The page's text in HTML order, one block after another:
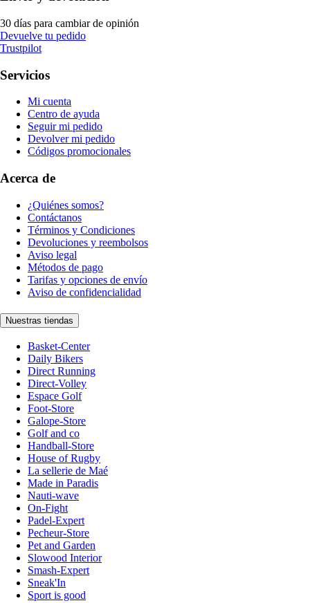
30 días para cambiar de opinión
Devuelve tu pedido
Trustpilot
Servicios
Mi cuenta
Centro de ayuda
Seguir mi pedido
Devolver mi pedido
Códigos promocionales
Acerca de
¿Quiénes somos?
Contáctanos
Términos y Condiciones
Devoluciones y reembolsos
Aviso legal
Métodos de pago
Tarifas y opciones de envío
Aviso de confidencialidad
Nuestras tiendas
Basket-Center
Daily Bikers
Direct Running
Direct-Volley
Espace Golf
Foot-Store
Galope-Store
Golf and co
Handball-Store
House of Rugby
La sellerie de Maé
Made in Paradis
Nauti-wave
On-Fight
Padel-Expert
Pecheur-Store
Pet and Garden
Slowood Interior
Smash-Expert
Sneak'In
Sport is good